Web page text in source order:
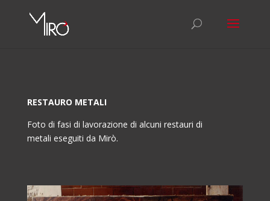
RESTAURO METALI
Foto di fasi di lavorazione di alcuni restauri di
metali eseguiti da Mirò.